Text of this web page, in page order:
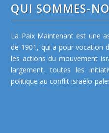
QUI SOMMES-
La Paix Maintenant est une
de 1901, qui a pour vocation
les actions du mouvement
largement, toutes les
politique au conflit israélo-